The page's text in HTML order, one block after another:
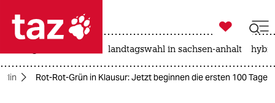
 taz zahl ich
taz zahl ich

taz zahl ich
landtagswahl in sachsen-anhalt
Rot-Rot-Grün in Klausur: Jetzt beginnen die ersten 100 Tage